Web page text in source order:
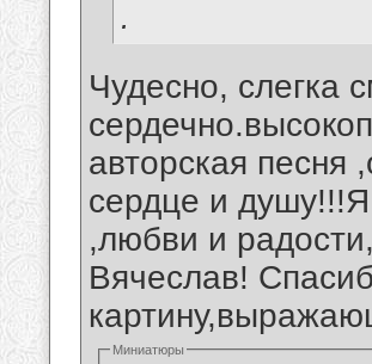
.
Чудесно, слегка
авторская песня
сердце и
,любви и
Вячеслав!
Миниатюры